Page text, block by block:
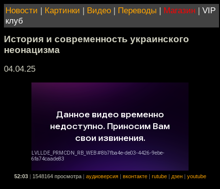
Новости | Картинки | Видео | Переводы | Магазин | VIP
клуб
История и современность украинского
неонацизма
04.04.25
52:03 1548164 просмотра аудиоверсия вконтакте rutube дзен youtube